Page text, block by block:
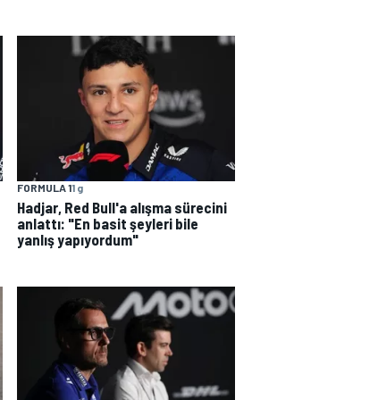
FORMULA 11 g
Hadjar, Red Bull'a alışma sürecini
anlattı: "En basit şeyleri bile
yanlış yapıyordum"